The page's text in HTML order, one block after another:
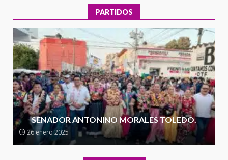
30 julio 2026
4
presencia institucional en San
Juan Mazatlán
20 julio 2026
5
Sanciona Municipio de Oaxaca
de Juárez caso de maltrato
animal tras denuncia ciudadana
16 julio 2026
Detienen a Ernesto Ruffo en Baja
California; FGR lo investiga por
PARTIDOS
SENADOR ANTONINO MORALES TOLEDO.
26 enero 2025